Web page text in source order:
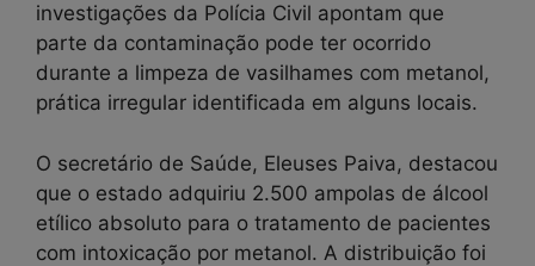
investigações da Polícia Civil apontam que
parte da contaminação pode ter ocorrido
durante a limpeza de vasilhames com metanol,
prática irregular identificada em alguns locais.
O secretário de Saúde, Eleuses Paiva, destacou
que o estado adquiriu 2.500 ampolas de álcool
etílico absoluto para o tratamento de pacientes
com intoxicação por metanol. A distribuição foi